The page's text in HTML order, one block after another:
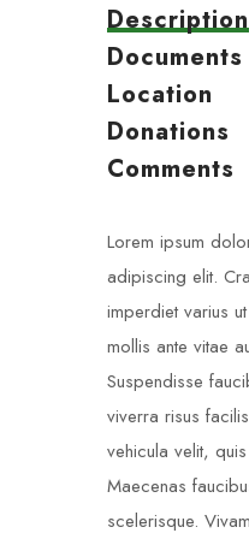
Description
Documents
Location
Donations
Comments
Lorem ipsum
adipiscing elit.
imperdiet varius
mollis ante vitae
Suspendisse
viverra risus
vehicula velit,
Maecenas
scelerisque.